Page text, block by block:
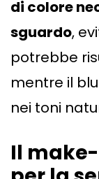
di colore
sguardo,
potrebbe
mentre il
nei toni
Il